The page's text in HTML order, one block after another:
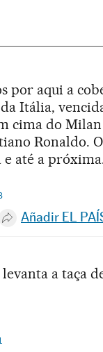
por aqui a
Itália,
cima do Milan
Ronaldo.
até a
Whatsapp
en Facebook
en Twitter
Desplegar Redes
Añadir EL
a taça